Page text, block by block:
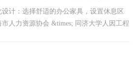
计：选择舒适的办公家具，设置休息区
人力资源协会 &times; 同济大学人因工程